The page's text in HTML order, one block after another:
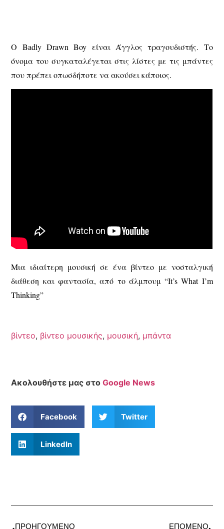
Ο Badly Drawn Boy είναι Άγγλος τραγουδιστής. Το
όνομα του συγκαταλέγεται στις λίστες με τις μπάντες
που πρέπει οπωσδήποτε να ακούσει κάποιος.
Μια ιδιαίτερη μουσική σε ένα βίντεο με νοσταλγική
διάθεση και φαντασία, από το άλμπουμ “It’s What I’m
Thinking”
βίντεο, βίντεο μουσικής, μουσική, μπάντα
Ακολουθήστε μας στοGoogle News
Facebook Twitter
LinkedIn
ΠΡΟΗΓΟΎΜΕΝΟ ΕΠΌΜΕΝΟ